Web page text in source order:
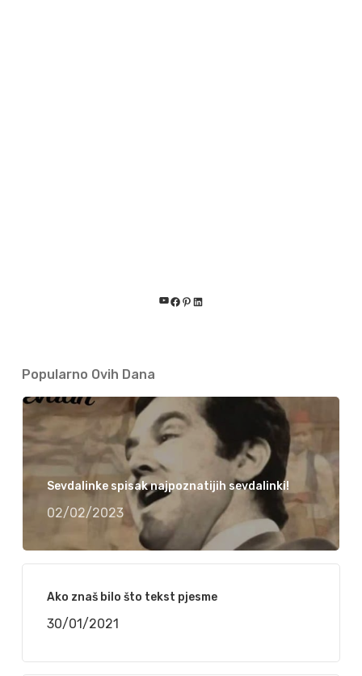
YouTube
Facebook
Pinterest
LinkedIn
Popularno Ovih Dana
Sevdalinke spisak najpoznatijih sevdalinki!
02/02/2023
Ako znaš bilo što tekst pjesme
30/01/2021